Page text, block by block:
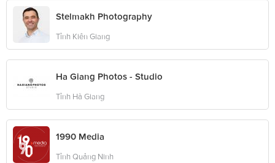
Stelmakh Photography
Tỉnh Kiên Giang
Ha Giang Photos - Studio
Tỉnh Hà Giang
1990 Media
Tỉnh Quảng Ninh